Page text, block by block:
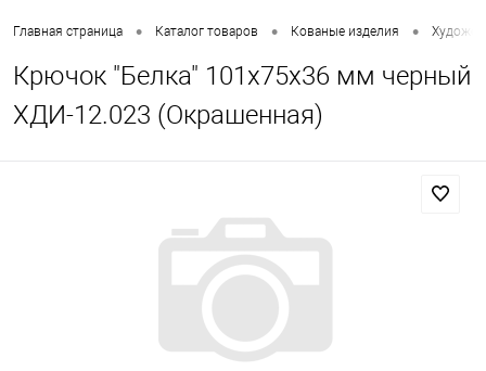
Главная страница • Каталог товаров • Кованые изделия •
Крючок "Белка" 101х75х36 мм черный
ХДИ-12.023 (Окрашенная)